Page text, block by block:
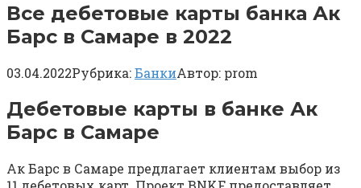
Все дебетовые карты банка Ак
Барс в Самаре в 2022
03.04.2022Рубрика:БанкиАвтор: prom
Дебетовые карты в банке Ак
Барс в Самаре
Ак Барс в Самаре предлагает клиентам выбор из